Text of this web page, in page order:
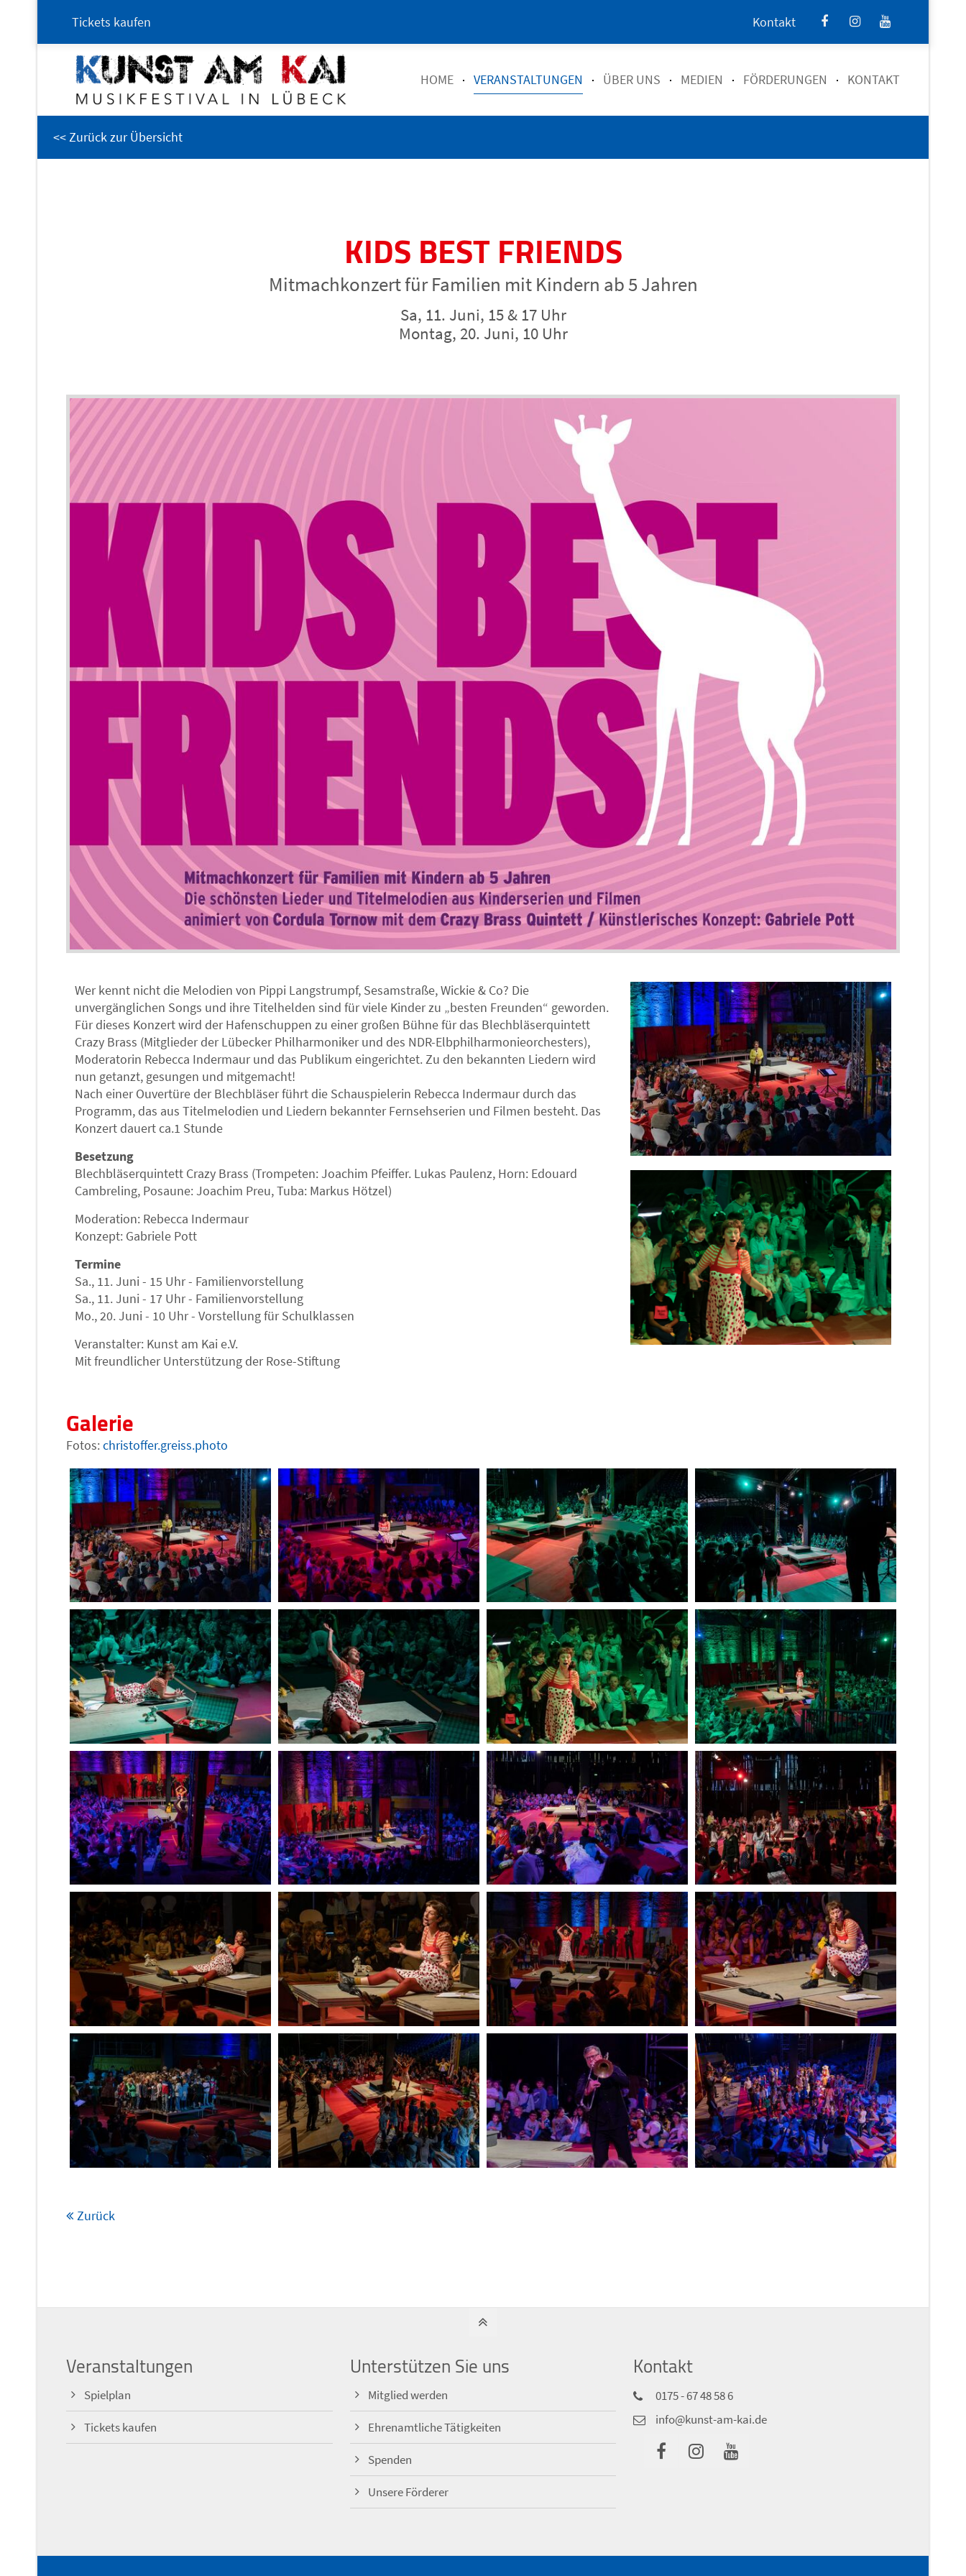
Kontakt
Tickets kaufen
HOME VERANSTALTUNGEN ÜBER UNS MEDIEN FÖRDERUNGEN KONTAKT
<< Zurück zur Übersicht
KIDS BEST FRIENDS
Mitmachkonzert für Familien mit Kindern ab 5 Jahren
Sa, 11. Juni, 15 & 17 Uhr
Montag, 20. Juni, 10 Uhr
Wer kennt nicht die Melodien von Pippi Langstrumpf, Sesamstraße, Wickie & Co? Die
unvergänglichen Songs und ihre Titelhelden sind für viele Kinder zu „besten Freunden“ geworden.
Für dieses Konzert wird der Hafenschuppen zu einer großen Bühne für das Blechbläserquintett
Crazy Brass (Mitglieder der Lübecker Philharmoniker und des NDR-Elbphilharmonieorchesters),
Moderatorin Rebecca Indermaur und das Publikum eingerichtet. Zu den bekannten Liedern wird
nun getanzt, gesungen und mitgemacht!
Nach einer Ouvertüre der Blechbläser führt die Schauspielerin Rebecca Indermaur durch das
Programm, das aus Titelmelodien und Liedern bekannter Fernsehserien und Filmen besteht. Das
Konzert dauert ca.1 Stunde
Besetzung
Blechbläserquintett Crazy Brass (Trompeten: Joachim Pfeiffer. Lukas Paulenz, Horn: Edouard
Cambreling, Posaune: Joachim Preu, Tuba: Markus Hötzel)
Moderation: Rebecca Indermaur
Konzept: Gabriele Pott
Termine
Sa., 11. Juni - 15 Uhr - Familienvorstellung
Sa., 11. Juni - 17 Uhr - Familienvorstellung
Mo., 20. Juni - 10 Uhr - Vorstellung für Schulklassen
Veranstalter: Kunst am Kai e.V.
Mit freundlicher Unterstützung der Rose-Stiftung
Galerie
Fotos:christoffer.greiss.photo
Zurück
Veranstaltungen
Spielplan
Tickets kaufen
Unterstützen Sie uns
Mitglied werden
Ehrenamtliche Tätigkeiten
Spenden
Unsere Förderer
Kontakt
0175 - 67 48 58 6
info@kunst-am-kai.de